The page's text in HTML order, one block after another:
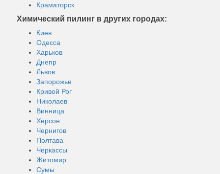
Краматорск
Химический пилинг в других городах:
Киев
Одесса
Харьков
Днепр
Львов
Запорожье
Кривой Рог
Николаев
Винница
Херсон
Чернигов
Полтава
Черкассы
Житомир
Сумы